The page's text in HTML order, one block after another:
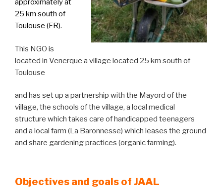
approximately at
25 km south of
Toulouse (FR).
This NGO is
located in Venerque a village located 25 km south of
Toulouse
and has set up a partnership with the Mayord of the
village, the schools of the village, a local medical
structure which takes care of handicapped teenagers
and a local farm (La Baronnesse) which leases the ground
and share gardening practices (organic farming).
Objectives and goals of JAAL